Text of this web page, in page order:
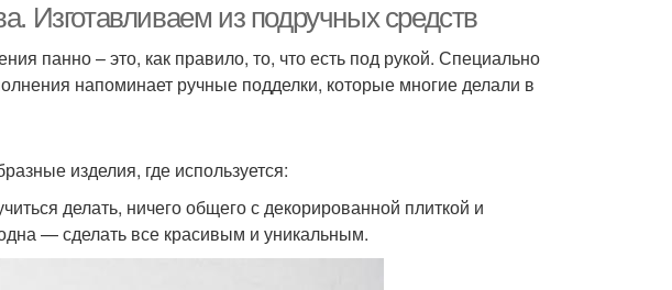
Изготавливаем из подручных средств
панно – это, как правило, то, что есть под рукой. Специально
напоминает ручные подделки, которые многие делали в
изделия, где используется:
делать, ничего общего с декорированной плиткой и
— сделать все красивым и уникальным.